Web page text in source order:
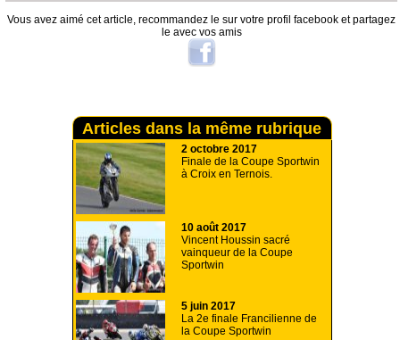
Vous avez aimé cet article, recommandez le sur votre profil facebook et partagez
le avec vos amis
Articles dans la même rubrique
2 octobre 2017
Finale de la Coupe Sportwin
à Croix en Ternois.
10 août 2017
Vincent Houssin sacré
vainqueur de la Coupe
Sportwin
5 juin 2017
La 2e finale Francilienne de
la Coupe Sportwin